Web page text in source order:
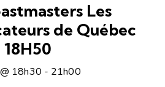
Les
de Québec
18H50
18h30 - 21h00